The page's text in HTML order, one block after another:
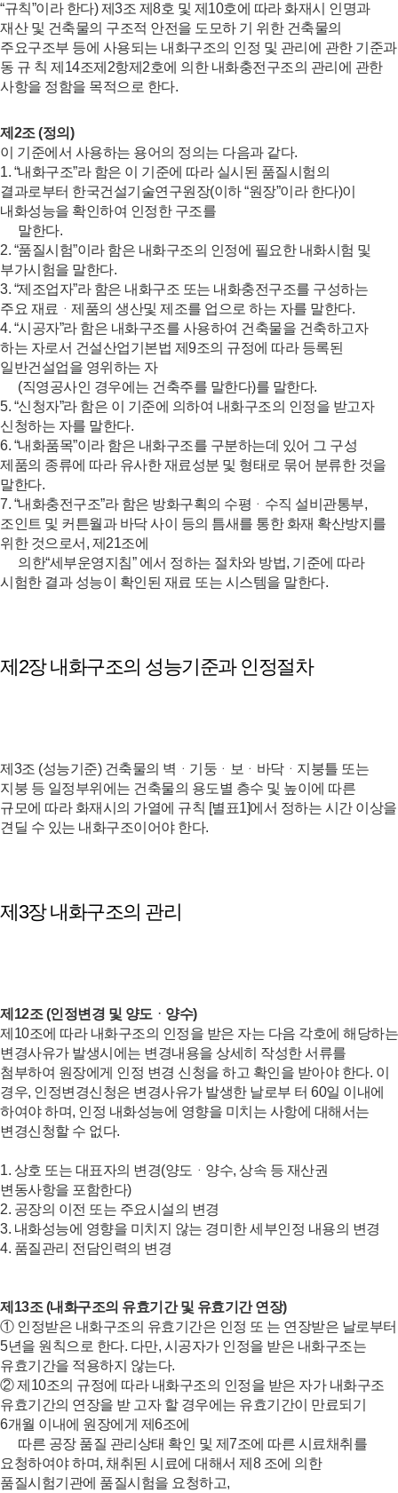
“규칙”이라 한다) 제3조 제8호 및 제10호에 따라 화재시 인명과
재산 및 건축물의 구조적 안전을 도모하 기 위한 건축물의
주요구조부 등에 사용되는 내화구조의 인정 및 관리에 관한 기준과
동 규 칙 제14조제2항제2호에 의한 내화충전구조의 관리에 관한
사항을 정함을 목적으로 한다.
제2조 (정의)
이 기준에서 사용하는 용어의 정의는 다음과 같다.
1. “내화구조”라 함은 이 기준에 따라 실시된 품질시험의
결과로부터 한국건설기술연구원장(이하 “원장”이라 한다)이
내화성능을 확인하여 인정한 구조를
말한다.
2. “품질시험”이라 함은 내화구조의 인정에 필요한 내화시험 및
부가시험을 말한다.
3. “제조업자”라 함은 내화구조 또는 내화충전구조를 구성하는
주요 재료ᆞ제품의 생산및 제조를 업으로 하는 자를 말한다.
4. “시공자”라 함은 내화구조를 사용하여 건축물을 건축하고자
하는 자로서 건설산업기본법 제9조의 규정에 따라 등록된
일반건설업을 영위하는 자
(직영공사인 경우에는 건축주를 말한다)를 말한다.
5. “신청자”라 함은 이 기준에 의하여 내화구조의 인정을 받고자
신청하는 자를 말한다.
6. “내화품목”이라 함은 내화구조를 구분하는데 있어 그 구성
제품의 종류에 따라 유사한 재료성분 및 형태로 묶어 분류한 것을
말한다.
7. “내화충전구조”라 함은 방화구획의 수평ᆞ수직 설비관통부,
조인트 및 커튼월과 바닥 사이 등의 틈새를 통한 화재 확산방지를
위한 것으로서, 제21조에
의한“세부운영지침” 에서 정하는 절차와 방법, 기준에 따라
시험한 결과 성능이 확인된 재료 또는 시스템을 말한다.
제2장 내화구조의 성능기준과 인정절차
제3조 (성능기준) 건축물의 벽ᆞ기둥ᆞ보ᆞ바닥ᆞ지붕틀 또는
지붕 등 일정부위에는 건축물의 용도별 층수 및 높이에 따른
규모에 따라 화재시의 가열에 규칙 [별표1]에서 정하는 시간 이상을
견딜 수 있는 내화구조이어야 한다.
제3장 내화구조의 관리
제12조 (인정변경 및 양도ᆞ양수)
제10조에 따라 내화구조의 인정을 받은 자는 다음 각호에 해당하는
변경사유가 발생시에는 변경내용을 상세히 작성한 서류를
첨부하여 원장에게 인정 변경 신청을 하고 확인을 받아야 한다. 이
경우, 인정변경신청은 변경사유가 발생한 날로부 터 60일 이내에
하여야 하며, 인정 내화성능에 영향을 미치는 사항에 대해서는
변경신청할 수 없다.
1. 상호 또는 대표자의 변경(양도ᆞ양수, 상속 등 재산권
변동사항을 포함한다)
2. 공장의 이전 또는 주요시설의 변경
3. 내화성능에 영향을 미치지 않는 경미한 세부인정 내용의 변경
4. 품질관리 전담인력의 변경
제13조 (내화구조의 유효기간 및 유효기간 연장)
① 인정받은 내화구조의 유효기간은 인정 또 는 연장받은 날로부터
5년을 원칙으로 한다. 다만, 시공자가 인정을 받은 내화구조는
유효기간을 적용하지 않는다.
② 제10조의 규정에 따라 내화구조의 인정을 받은 자가 내화구조
유효기간의 연장을 받 고자 할 경우에는 유효기간이 만료되기
6개월 이내에 원장에게 제6조에
따른 공장 품질 관리상태 확인 및 제7조에 따른 시료채취를
요청하여야 하며, 채취된 시료에 대해서 제8 조에 의한
품질시험기관에 품질시험을 요청하고,